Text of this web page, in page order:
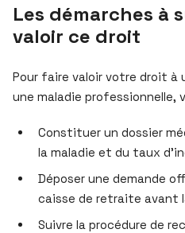
Les démarches à
valoir ce droit
Pour faire valoir votre droit
une maladie professionnelle,
Constituer un dossier
la maladie et du taux
Déposer une demande
caisse de retraite avant
Suivre la procédure de